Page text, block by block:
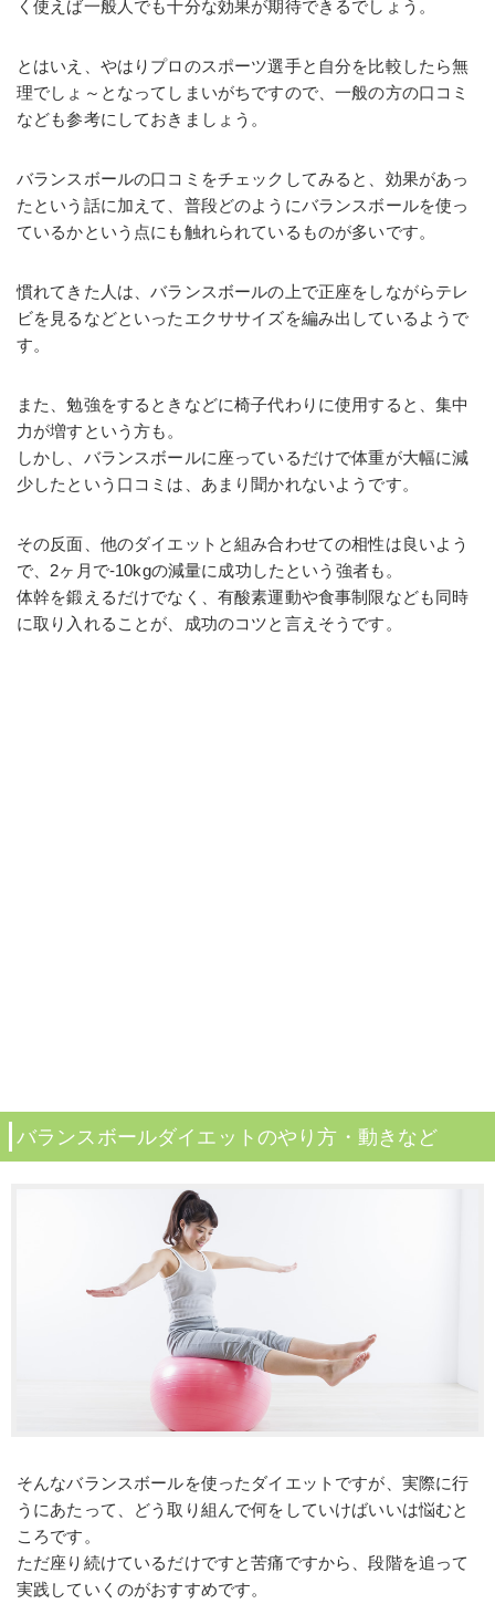
く使えば一般人でも十分な効果が期待できるでしょう。
とはいえ、やはりプロのスポーツ選手と自分を比較したら無
理でしょ～となってしまいがちですので、一般の方の口コミ
なども参考にしておきましょう。
バランスボールの口コミをチェックしてみると、効果があっ
たという話に加えて、普段どのようにバランスボールを使っ
ているかという点にも触れられているものが多いです。
慣れてきた人は、バランスボールの上で正座をしながらテレ
ビを見るなどといったエクササイズを編み出しているようで
す。
また、勉強をするときなどに椅子代わりに使用すると、集中
力が増すという方も。
しかし、バランスボールに座っているだけで体重が大幅に減
少したという口コミは、あまり聞かれないようです。
その反面、他のダイエットと組み合わせての相性は良いよう
で、2ヶ月で-10kgの減量に成功したという強者も。
体幹を鍛えるだけでなく、有酸素運動や食事制限なども同時
に取り入れることが、成功のコツと言えそうです。
バランスボールダイエットのやり方・動きなど
そんなバランスボールを使ったダイエットですが、実際に行
うにあたって、どう取り組んで何をしていけばいいは悩むと
ころです。
ただ座り続けているだけですと苦痛ですから、段階を追って
実践していくのがおすすめです。